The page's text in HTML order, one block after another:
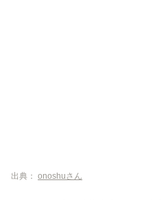
出典： onoshuさん